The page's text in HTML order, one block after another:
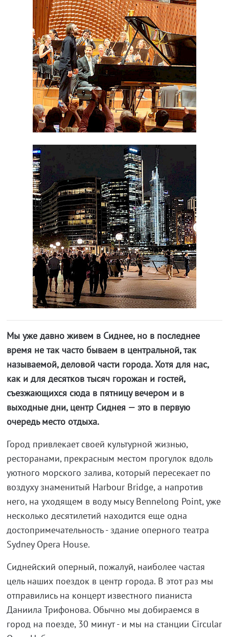
Мы уже давно живем в Сиднее, но в последнее
время не так часто бываем в центральной, так
называемой, деловой части города. Хотя для нас,
как и для десятков тысяч горожан и гостей,
съезжающихся сюда в пятницу вечером и в
выходные дни, центр Сиднея — это в первую
очередь место отдыха.
Город привлекает своей культурной жизнью,
ресторанами, прекрасным местом прогулок вдоль
уютного морского залива, который пересекает по
воздуху знаменитый Harbour Bridge, а напротив
него, на уходящем в воду мысу Bennelong Point, уже
несколько десятилетий находится еще одна
достопримечательность - здание оперного театра
Sydney Opera House.
Сиднейский оперный, пожалуй, наиболее частая
цель наших поездок в центр города. В этот раз мы
отправились на концерт известного пианиста
Даниила Трифонова. Обычно мы добираемся в
город на поезде, 30 минут - и мы на станции Circular